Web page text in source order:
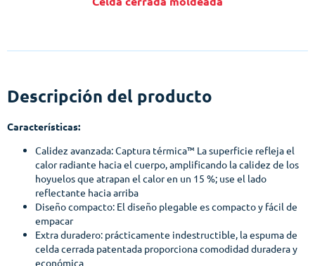
Descripción del producto
Características:
Calidez avanzada: Captura térmica™ La superficie refleja el
calor radiante hacia el cuerpo, amplificando la calidez de los
hoyuelos que atrapan el calor en un 15 %; use el lado
reflectante hacia arriba
Diseño compacto: El diseño plegable es compacto y fácil de
empacar
Extra duradero: prácticamente indestructible, la espuma de
celda cerrada patentada proporciona comodidad duradera y
económica